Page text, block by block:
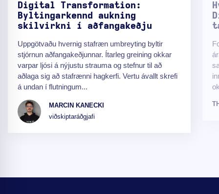
Digital Transformation:
Byltingarkennd aukning
skilvirkni í aðfangakeðju
Uppgötvaðu hvernig stafræn umbreyting byltir
stjórnun aðfangakeðjunnar. Ítarleg greining okkar
varpar ljósi á nýjustu strauma og stefnur til að
aðlaga sig að stafrænni hagkerfi. Vertu ávallt skrefi
á undan í flutningum...
MARCIN KANECKI
viðskiptaráðgjafi